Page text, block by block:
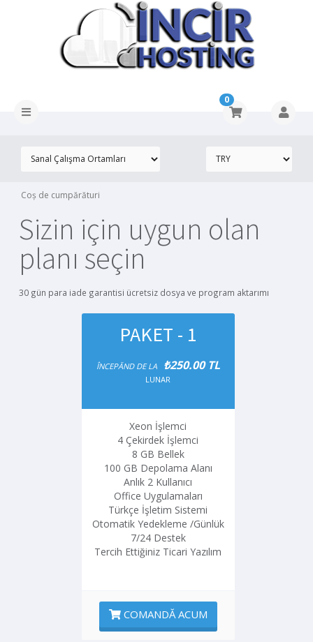
0
Coș de cumpărături
Sizin için uygun olan
planı seçin
30 gün para iade garantisi ücretsiz dosya ve program aktarımı
PAKET - 1
ÎNCEPĂND DE LA ₺250.00 TL
LUNAR
Xeon İşlemci
4 Çekirdek İşlemci
8 GB Bellek
100 GB Depolama Alanı
Anlık 2 Kullanıcı
Office Uygulamaları
Türkçe İşletim Sistemi
Otomatik Yedekleme /Günlük
7/24 Destek
Tercih Ettiğiniz Ticari Yazılım
COMANDĂ ACUM